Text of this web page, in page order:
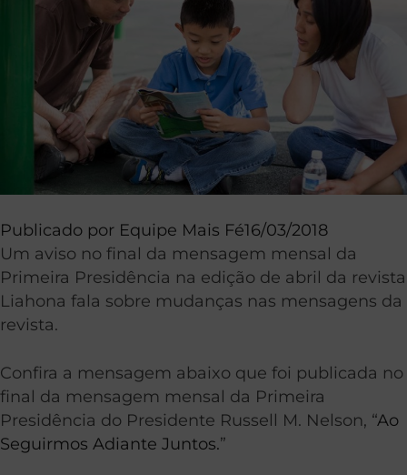
Publicado por Equipe Mais Fé16/03/2018
Um aviso no final da mensagem mensal da
Primeira Presidência na edição de abril da revista
Liahona fala sobre mudanças nas mensagens da
revista.
Confira a mensagem abaixo que foi publicada no
final da mensagem mensal da Primeira
Presidência do Presidente Russell M. Nelson, “Ao
Seguirmos Adiante Juntos.”